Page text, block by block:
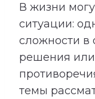
В жизни
ситуации:
сложности в
решения
темы